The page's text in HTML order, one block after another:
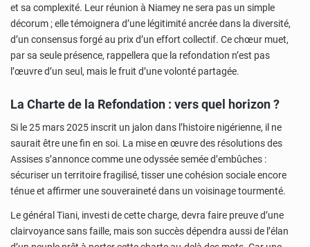
et sa complexité. Leur réunion à Niamey ne sera pas un simple
décorum ; elle témoignera d’une légitimité ancrée dans la diversité,
d’un consensus forgé au prix d’un effort collectif. Ce chœur muet,
par sa seule présence, rappellera que la refondation n’est pas
l’œuvre d’un seul, mais le fruit d’une volonté partagée.
La Charte de la Refondation : vers quel horizon ?
Si le 25 mars 2025 inscrit un jalon dans l’histoire nigérienne, il ne
saurait être une fin en soi. La mise en œuvre des résolutions des
Assises s’annonce comme une odyssée semée d’embûches :
sécuriser un territoire fragilisé, tisser une cohésion sociale encore
ténue et affirmer une souveraineté dans un voisinage tourmenté.
Le général Tiani, investi de cette charge, devra faire preuve d’une
clairvoyance sans faille, mais son succès dépendra aussi de l’élan